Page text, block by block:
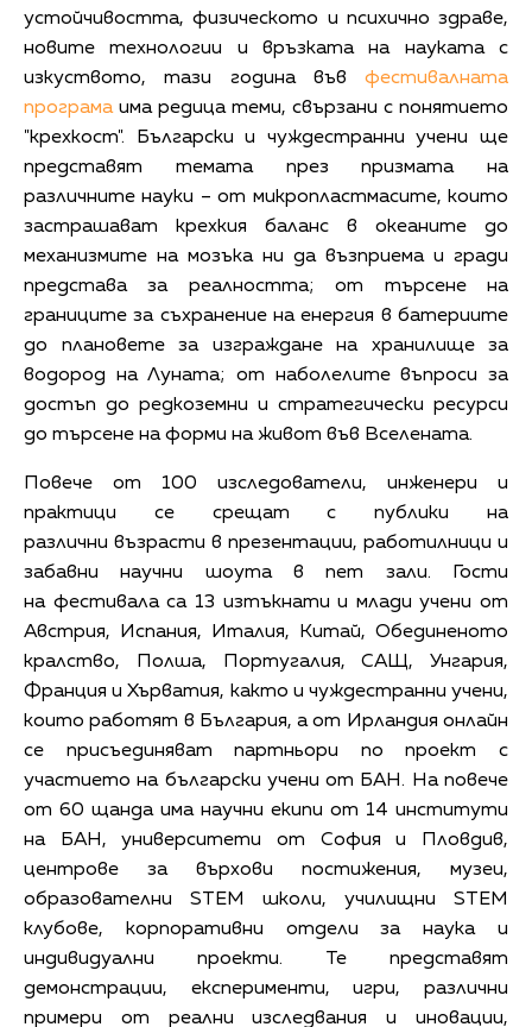
устойчивостта, физическото и психично здраве,
новите технологии и връзката на науката с
изкуството, тази година във фестивалната
програмаима редица теми, свързани с понятието
"крехкост". Български и чуждестранни учени ще
представят темата през призмата на
различните науки – от микропластмасите, които
застрашават крехкия баланс в океаните до
механизмите на мозъка ни да възприема и гради
представа за реалността; от търсене на
границите за съхранение на енергия в батериите
до плановете за изграждане на хранилище за
водород на Луната; от наболелите въпроси за
достъп до редкоземни и стратегически ресурси
до търсене на форми на живот във Вселената.
Повече от 100 изследователи, инженери и
практици се срещат с публики на
различни възрасти в презентации, работилници и
забавни научни шоута в пет зали. Гости
на фестивала са 13 изтъкнати и млади учени от
Австрия, Испания, Италия, Китай, Обединеното
кралство, Полша, Португалия, САЩ, Унгария,
Франция и Хърватия, както и чуждестранни учени,
които работят в България, а от Ирландия онлайн
се присъединяват партньори по проект с
участието на български учени от БАН. На повече
от 60 щанда има научни екипи от 14 институти
на БАН, университети от София и Пловдив,
центрове за върхови постижения, музеи,
образователни STEM школи, училищни STEM
клубове, корпоративни отдели за наука и
индивидуални проекти. Те представят
демонстрации, експерименти, игри, различни
примери от реални изследвания и иновации,